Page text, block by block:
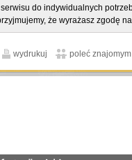
wydrukuj poleć znajomym
do indywidualnych
że wyrażasz zgodę